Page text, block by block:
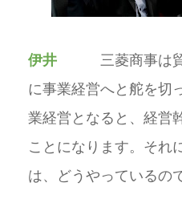
伊井 三菱商事は貿
に事業経営へと舵を切
業経営となると、経営
ことになります。それ
は、どうやっているの